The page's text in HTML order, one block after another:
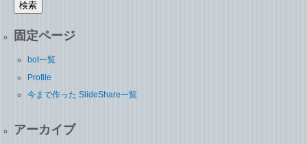
固定ページ
bot一覧
Profile
今まで作った SlideShare一覧
アーカイブ